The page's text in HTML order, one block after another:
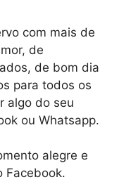
com mais de
de
de bom dia
para todos os
algo do seu
ou Whatsapp.
alegre e
Facebook.